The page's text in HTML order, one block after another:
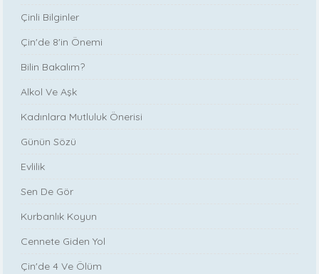
Çinli Bilginler
Çin'de 8'in Önemi
Bilin Bakalım?
Alkol Ve Aşk
Kadınlara Mutluluk Önerisi
Günün Sözü
Evlilik
Sen De Gör
Kurbanlık Koyun
Cennete Giden Yol
Çin'de 4 Ve Ölüm